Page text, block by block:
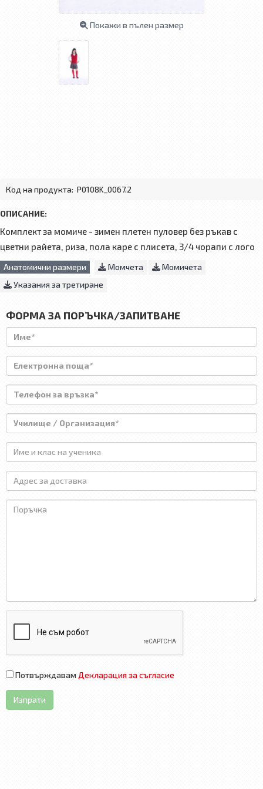
Покажи в пълен размер
Код на продукта: P0108K_0067.2
ОПИСАНИЕ:
Комплект за момиче - зимен плетен пуловер без ръкав с
цветни райета, риза, пола каре с плисета, 3/4 чорапи с лого
Анатомични размери Момчета
Момичета
Указания за третиране
ФОРМА ЗА ПОРЪЧКА/ЗАПИТВАНЕ
Потвърждавам Декларация за съгласие
Изпрати